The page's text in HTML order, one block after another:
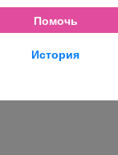
Помочь
История